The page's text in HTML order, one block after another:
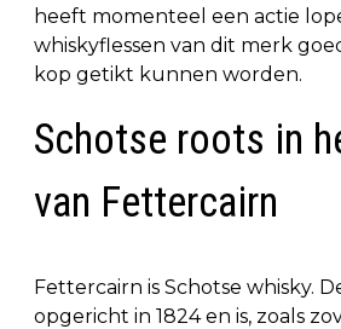
heeft momenteel een actie
whiskyflessen van dit merk
kop getikt kunnen worden.
Schotse roots in
van Fettercairn
Fettercairn is Schotse whisky.
opgericht in 1824 en is, zoals